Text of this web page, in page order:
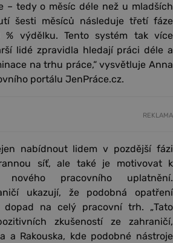
– tedy o měsíc déle než u mladších
šesti měsíců následuje třetí fáze
výdělku. Tento systém tak více
lidé zpravidla hledají práci déle a
na trhu práce,“ vysvětluje Anna
portálu JenPráce.cz.
REKLAMA
nabídnout lidem v pozdější fázi
síť, ale také je motivovat k
nového pracovního uplatnění.
ukazují, že podobná opatření
na celý pracovní trh. „Tato
zkušeností ze zahraničí,
a Rakouska, kde podobné nástroje